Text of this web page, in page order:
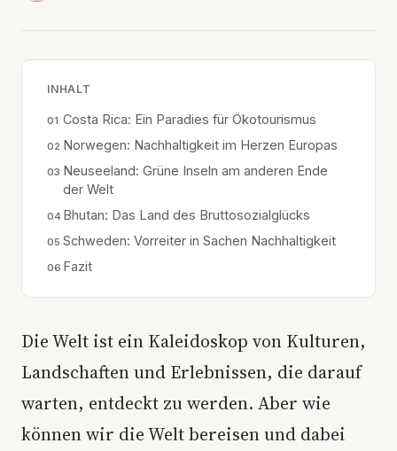
INHALT
Costa Rica: Ein Paradies für Ökotourismus
Norwegen: Nachhaltigkeit im Herzen Europas
Neuseeland: Grüne Inseln am anderen Ende
der Welt
Bhutan: Das Land des Bruttosozialglücks
Schweden: Vorreiter in Sachen Nachhaltigkeit
Fazit
Die Welt ist ein Kaleidoskop von Kulturen,
Landschaften und Erlebnissen, die darauf
warten, entdeckt zu werden. Aber wie
können wir die Welt bereisen und dabei